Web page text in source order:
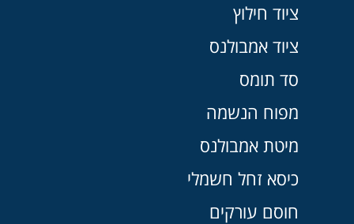
ציוד חילוץ
ציוד אמבולנס
סד תומס
מפוח הנשמה
מיטת אמבולנס
כיסא זחל חשמלי
חוסם עורקים